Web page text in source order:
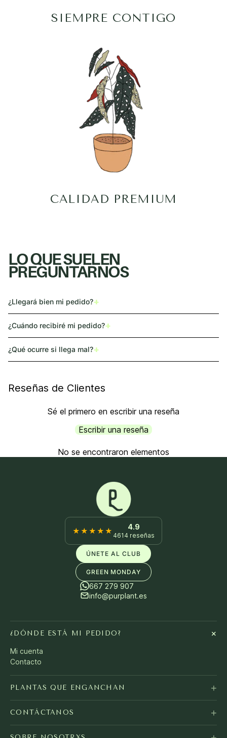
SIEMPRE CONTIGO
CALIDAD PREMIUM
LO QUE SUELEN
PREGUNTARNOS
¿Llegará bien mi pedido?+
¿Cuándo recibiré mi pedido?+
¿Qué ocurre si llega mal?+
Reseñas de Clientes
Sé el primero en escribir una reseña
Escribir una reseña
No se encontraron elementos
★★★★★ 4.9
4614 reseñas
ÚNETE AL CLUB
GREEN MONDAY
667 279 907
info@purplant.es
¿DÓNDE ESTÁ MI PEDIDO? +
Mi cuenta
Contacto
PLANTAS QUE ENGANCHAN +
CONTÁCTANOS +